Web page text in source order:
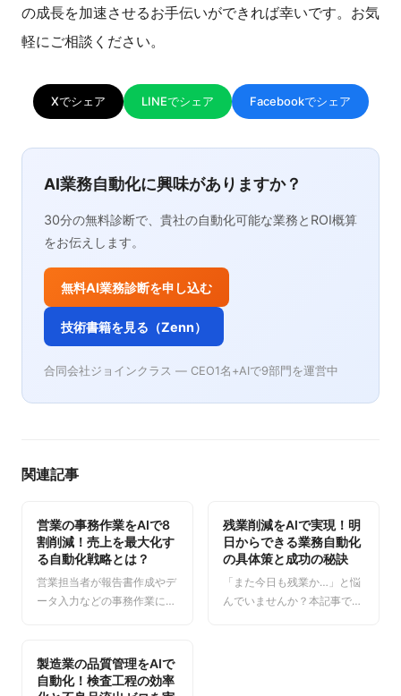
の成長を加速させるお手伝いができれば幸いです。お気
軽にご相談ください。
Xでシェア LINEでシェア Facebookでシェア
AI業務自動化に興味がありますか？
30分の無料診断で、貴社の自動化可能な業務とROI概算
をお伝えします。
無料AI業務診断を申し込む
技術書籍を見る（Zenn）
合同会社ジョインクラス — CEO1名+AIで9部門を運営中
関連記事
営業の事務作業をAIで8
割削減！売上を最大化す
る自動化戦略とは？
営業担当者が報告書作成やデ
ータ入力などの事務作業に追
ありませんか？本記事では、
AIを活用して営業の事務作業
残業削減をAIで実現！明
日からできる業務自動化
の具体策と成功の秘訣
「また今日も残業か…」と悩
んでいませんか？本記事で
製造業の品質管理をAIで
自動化！検査工程の効率